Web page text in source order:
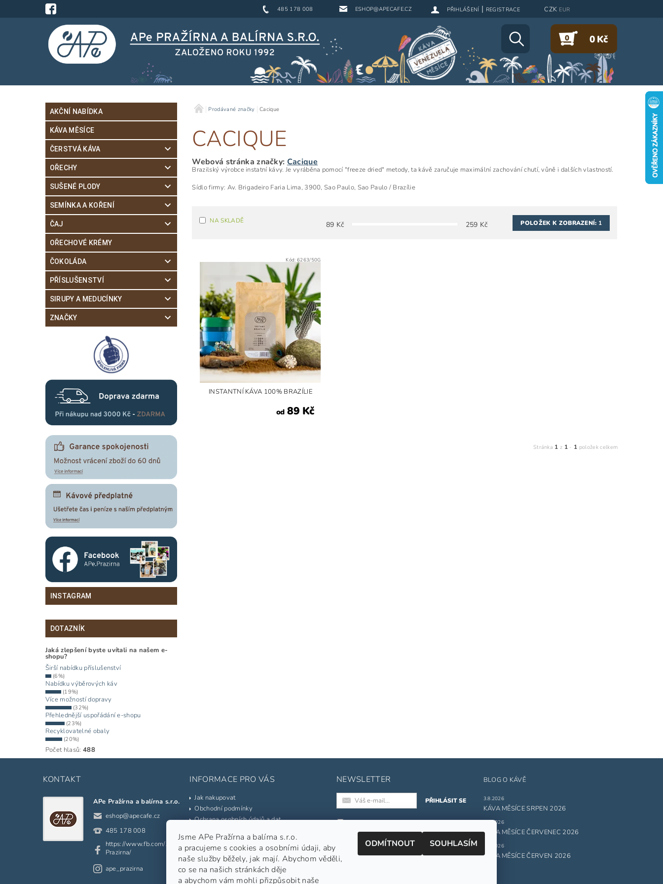
485 178 008 ESHOP@APECAFE.CZ CZK EUR
PŘIHLÁŠENÍ | REGISTRACE
0 0 Kč
AKČNÍ NABÍDKA
KÁVA MĚSÍCE
ČERSTVÁ KÁVA
OŘECHY
SUŠENÉ PLODY
SEMÍNKA A KOŘENÍ
ČAJ
OŘECHOVÉ KRÉMY
ČOKOLÁDA
PŘÍSLUŠENSTVÍ
SIRUPY A MEDUCÍNKY
ZNAČKY
INSTAGRAM
DOTAZNÍK
Jaká zlepšení byste uvítali na našem e-
shopu?
Širší nabídku příslušenství
(6%)
Nabídku výběrových káv
(19%)
Více možností dopravy
(32%)
Přehlednější uspořádání e-shopu
(23%)
Recyklovatelné obaly
(20%)
Počet hlasů: 488
Prodávané značky Cacique
CACIQUE
Webová stránka značky: Cacique
Brazilský výrobce instatní kávy. Je vyráběna pomocí "freeze dried" metody, ta kávě zaručuje maximální zachování chutí, vůně i dalších vlastností.
Sídlo firmy: Av. Brigadeiro Faria Lima, 3900, Sao Paulo, Sao Paulo / Brazílie
NA SKLADĚ 89 Kč 259 Kč POLOŽEK K ZOBRAZENÍ: 1
Kód: 6263/50G
INSTANTNÍ KÁVA 100% BRAZÍLIE
od89 Kč
Stránka 1 z 1 - 1 položek celkem
KONTAKT
APe Pražírna a balírna s.r.o.
eshop@apecafe.cz
485 178 008
https://www.fb.com/APe.
Prazirna/
ape_prazirna
INFORMACE PRO VÁS
Jak nakupovat
Obchodní podmínky
Ochrana osobních údajů a dat
Prodávané značky
Slovník pojmů
Odkazy
Moje objednávka
NEWSLETTER
souhlasíte s našimiobchodními
podmínkami.
Informace o zpracování osobních údajů.
BLOG O KÁVĚ
3.8.2026
KÁVA MĚSÍCE SRPEN 2026
1.7.2026
KÁVA MĚSÍCE ČERVENEC 2026
1.6.2026
KÁVA MĚSÍCE ČERVEN 2026
Jsme APe Pražírna a balírna s.r.o.
a pracujeme s cookies a osobními údaji, aby
naše služby běžely, jak mají. Abychom věděli,
co se na našich stránkách děje
a abychom vám mohli přizpůsobit naše
ODMÍTNOUT SOUHLASÍM